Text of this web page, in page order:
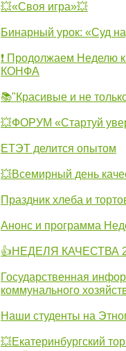
💥«Своя игра»💥
Бинарный урок: «Суд
❗ Продолжаем Неделю
КОНФА
📚"Красивые и не
💥ФОРУМ «Стартуй
ЕТЭТ делится опытом
💥Всемирный день
Праздник хлеба и
Анонс и программа
👍НЕДЕЛЯ КАЧЕСТВА
Государственная
коммунального
Наши студенты на
💥Екатеринбургский